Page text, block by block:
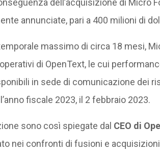
dell’acquisizione di Micro
annunciate, pari a 400 milioni di
massimo di circa 18 mesi,
di OpenText, le cui
in sede di comunicazione dei
fiscale 2023, il 2 febbraio 2023.
sono così spiegate dal CEO di
nei confronti di fusioni e